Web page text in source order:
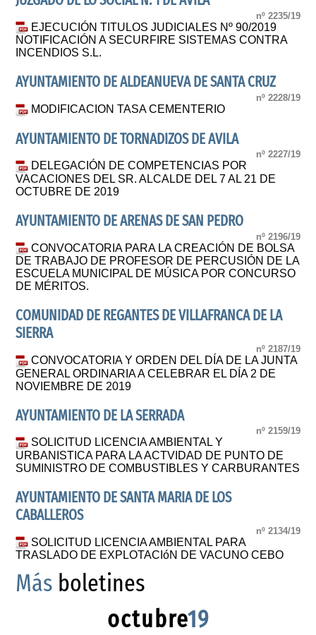
nº 2235/19
EJECUCIÓN TITULOS JUDICIALES Nº 90/2019
NOTIFICACIÓN A SECURFIRE SISTEMAS CONTRA
INCENDIOS S.L.
AYUNTAMIENTO DE ALDEANUEVA DE SANTA CRUZ
nº 2228/19
MODIFICACION TASA CEMENTERIO
AYUNTAMIENTO DE TORNADIZOS DE AVILA
nº 2227/19
DELEGACIÓN DE COMPETENCIAS POR
VACACIONES DEL SR. ALCALDE DEL 7 AL 21 DE
OCTUBRE DE 2019
AYUNTAMIENTO DE ARENAS DE SAN PEDRO
nº 2196/19
CONVOCATORIA PARA LA CREACIÓN DE BOLSA
DE TRABAJO DE PROFESOR DE PERCUSIÓN DE LA
ESCUELA MUNICIPAL DE MÚSICA POR CONCURSO
DE MÉRITOS.
COMUNIDAD DE REGANTES DE VILLAFRANCA DE LA
SIERRA
nº 2187/19
CONVOCATORIA Y ORDEN DEL DÍA DE LA JUNTA
GENERAL ORDINARIA A CELEBRAR EL DÍA 2 DE
NOVIEMBRE DE 2019
AYUNTAMIENTO DE LA SERRADA
nº 2159/19
SOLICITUD LICENCIA AMBIENTAL Y
URBANISTICA PARA LA ACTVIDAD DE PUNTO DE
SUMINISTRO DE COMBUSTIBLES Y CARBURANTES
AYUNTAMIENTO DE SANTA MARIA DE LOS
CABALLEROS
nº 2134/19
SOLICITUD LICENCIA AMBIENTAL PARA
TRASLADO DE EXPLOTACIóN DE VACUNO CEBO
Más boletines
octubre19